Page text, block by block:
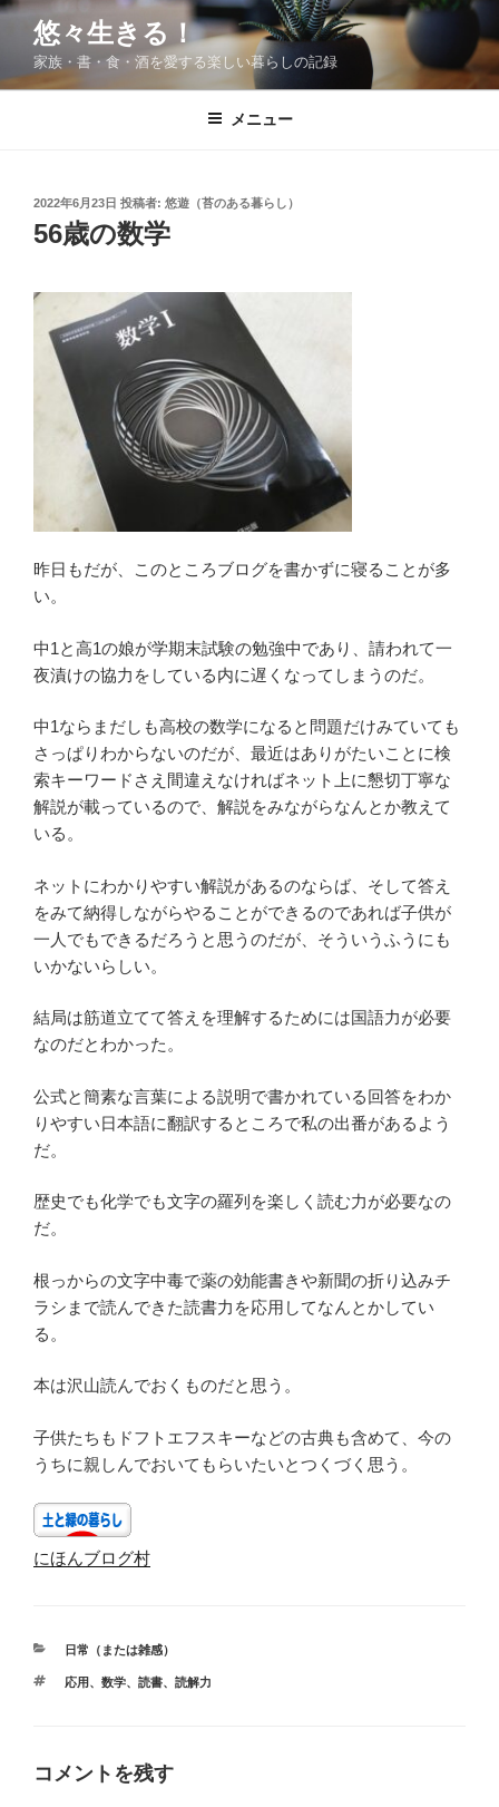
コ
ン
悠々生きる！
家族・書・食・酒を愛する楽しい暮らしの記録
メニュー
投
稿
日:
2022年6月23日 投稿者: 悠遊（苔のある暮らし）
56歳の数学
昨日もだが、このところブログを書かずに寝ることが多
い。
中1と高1の娘が学期末試験の勉強中であり、請われて一
夜漬けの協力をしている内に遅くなってしまうのだ。
中1ならまだしも高校の数学になると問題だけみていても
さっぱりわからないのだが、最近はありがたいことに検
索キーワードさえ間違えなければネット上に懇切丁寧な
解説が載っているので、解説をみながらなんとか教えて
いる。
ネットにわかりやすい解説があるのならば、そして答え
をみて納得しながらやることができるのであれば子供が
一人でもできるだろうと思うのだが、そういうふうにも
いかないらしい。
結局は筋道立てて答えを理解するためには国語力が必要
なのだとわかった。
公式と簡素な言葉による説明で書かれている回答をわか
りやすい日本語に翻訳するところで私の出番があるよう
だ。
歴史でも化学でも文字の羅列を楽しく読む力が必要なの
だ。
根っからの文字中毒で薬の効能書きや新聞の折り込みチ
ラシまで読んできた読書力を応用してなんとかしてい
る。
本は沢山読んでおくものだと思う。
子供たちもドフトエフスキーなどの古典も含めて、今の
うちに親しんでおいてもらいたいとつくづく思う。
にほんブログ村
カ
ゴ
日常（または雑感）
タ
応用 、 数学、 読書、 読解力
コメントを残す